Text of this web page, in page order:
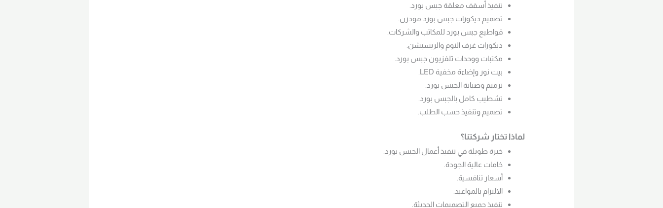
تنفيذ أسقف معلقة جبس بورد.
تصميم ديكورات جبس بورد مودرن.
قواطيع جبس بورد للمكاتب والشركات.
ديكورات غرف النوم والريسبشن.
مكتبات ووحدات تلفزيون جبس بورد.
بيت نور وإضاءة مخفية LED.
ترميم وصيانة الجبس بورد.
تشطيب كامل بالجبس بورد.
تصميم وتنفيذ حسب الطلب.
لماذا تختار شركتنا؟
خبرة طويلة في تنفيذ أعمال الجبس بورد.
خامات عالية الجودة.
أسعار تنافسية.
الالتزام بالمواعيد.
تنفيذ جميع التصميمات الحديثة.